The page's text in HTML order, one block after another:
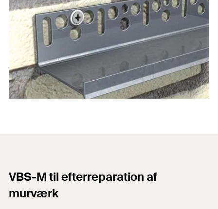
VBS-M til efterreparation af
murværk